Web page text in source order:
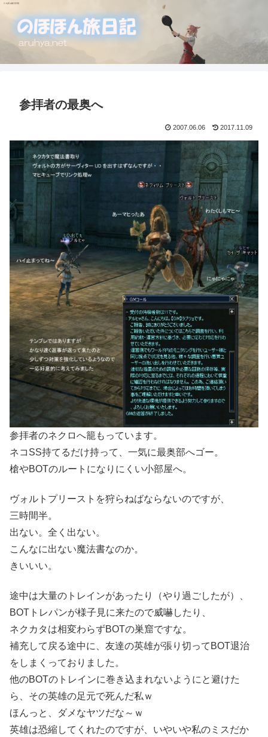
参拝者の最奥へ
2007.06.06 2017.11.09
参拝者のネクロへ籠もっています。
ネコSS持てるだけ持って、一気に最奥部へゴー。
槍やBOTのルートになりにくい小部屋へ。
ヴォルトプリーストを狩らねばならないのですが、
三時間半。
出ない。全く出ない。
こんなに出ない魔法書なのか。
きいいい。
途中は大量のトレインがあったり（やり過ごしたが）、
BOTトレパンが様子見に来たので威嚇したり、
ネクカタは相変わらずBOTの巣窟ですな。
補充して戻る途中に、友達の英雄が張り切ってBOT退治
をしまくっておりました。
他のBOTのトレインに巻き込まれないようにと避けた
ら、その英雄の足元で死んだ私ｗ
ほんっと、ダメなヤツだな～ｗ
英雄は恐縮してくれたのですが、いやいや私のミスだか